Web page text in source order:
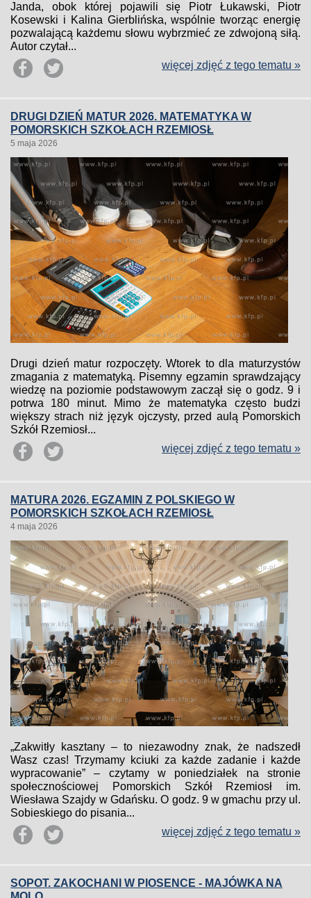
Janda, obok której pojawili się Piotr Łukawski, Piotr
Kosewski i Kalina Gierblińska, wspólnie tworząc energię
pozwalającą każdemu słowu wybrzmieć ze zdwojoną siłą.
Autor czytał...
więcej zdjęć z tego tematu »
DRUGI DZIEŃ MATUR 2026. MATEMATYKA W
POMORSKICH SZKOŁACH RZEMIOSŁ
5 maja 2026
Drugi dzień matur rozpoczęty. Wtorek to dla maturzystów
zmagania z matematyką. Pisemny egzamin sprawdzający
wiedzę na poziomie podstawowym zaczął się o godz. 9 i
potrwa 180 minut. Mimo że matematyka często budzi
większy strach niż język ojczysty, przed aulą Pomorskich
Szkół Rzemiosł...
więcej zdjęć z tego tematu »
MATURA 2026. EGZAMIN Z POLSKIEGO W
POMORSKICH SZKOŁACH RZEMIOSŁ
4 maja 2026
„Zakwitły kasztany – to niezawodny znak, że nadszedł
Wasz czas! Trzymamy kciuki za każde zadanie i każde
wypracowanie” – czytamy w poniedziałek na stronie
społecznościowej Pomorskich Szkół Rzemiosł im.
Wiesława Szajdy w Gdańsku. O godz. 9 w gmachu przy ul.
Sobieskiego do pisania...
więcej zdjęć z tego tematu »
SOPOT. ZAKOCHANI W PIOSENCE - MAJÓWKA NA